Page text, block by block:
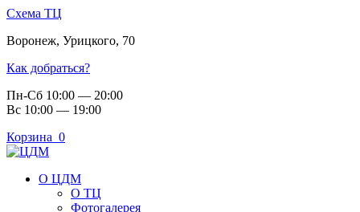
Схема ТЦ
Воронеж, Урицкого, 70
Как добраться?
Пн-Сб 10:00 — 20:00
Вс 10:00 — 19:00
Корзина 0
О ЦДМ
О ТЦ
Фотогалерея